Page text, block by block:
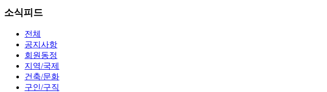
소식피드
전체
공지사항
회원동정
지역/국제
건축/문화
구인/구직